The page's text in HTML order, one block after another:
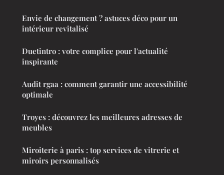
Envie de changement ? astuces déco pour un
intérieur revitalisé
Duetintro : votre complice pour l'actualité
inspirante
Audit rgaa : comment garantir une accessibilité
optimale
Troyes : découvrez les meilleures adresses de
meubles
Miroiterie à paris : top services de vitrerie et
miroirs personnalisés